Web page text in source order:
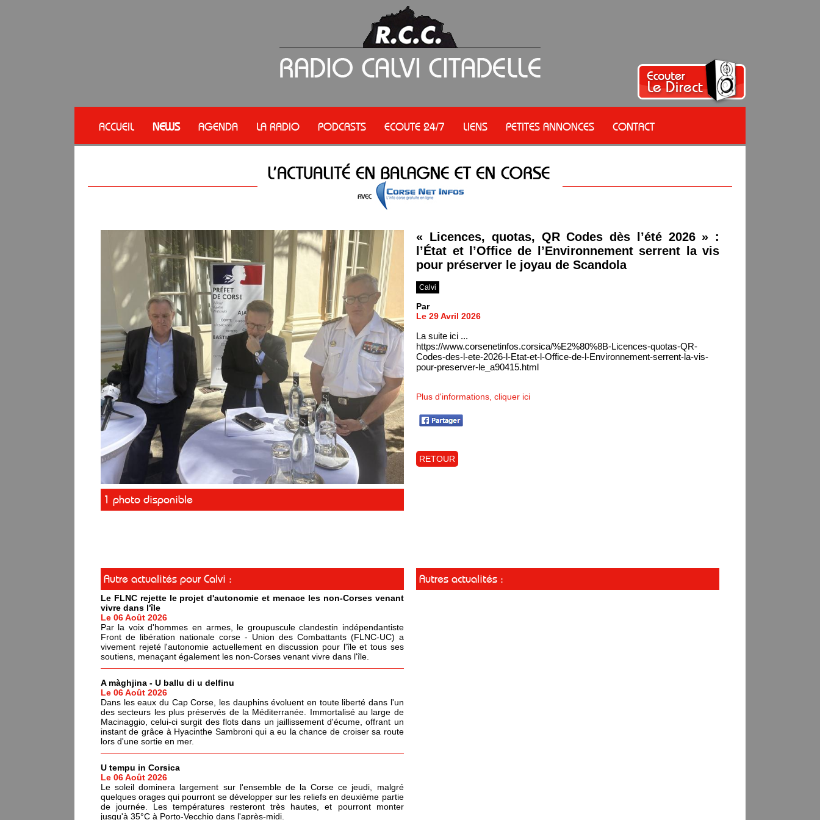
ACCUEIL NEWS AGENDA LA RADIO PODCASTS ECOUTE 24/7 LIENS PETITES ANNONCES CONTACT
1 photo disponible
« Licences, quotas, QR Codes dès l’été 2026 » :
l’État et l’Office de l’Environnement serrent la vis
pour préserver le joyau de Scandola
Calvi
Par
Le 29 Avril 2026
La suite ici ...
https://www.corsenetinfos.corsica/%E2%80%8B-Licences-quotas-QR-
Codes-des-l-ete-2026-l-Etat-et-l-Office-de-l-Environnement-serrent-la-vis-
pour-preserver-le_a90415.html
Plus d'informations, cliquer ici
RETOUR
Autre actualités pour Calvi :
Le FLNC rejette le projet d'autonomie et menace les non-Corses venant
vivre dans l'île
Le 06 Août 2026
Par la voix d'hommes en armes, le groupuscule clandestin indépendantiste
Front de libération nationale corse - Union des Combattants (FLNC-UC) a
vivement rejeté l'autonomie actuellement en discussion pour l'île et tous ses
soutiens, menaçant également les non-Corses venant vivre dans l'île.
A màghjina - U ballu di u delfinu
Le 06 Août 2026
Dans les eaux du Cap Corse, les dauphins évoluent en toute liberté dans l'un
des secteurs les plus préservés de la Méditerranée. Immortalisé au large de
Macinaggio, celui-ci surgit des flots dans un jaillissement d'écume, offrant un
instant de grâce à Hyacinthe Sambroni qui a eu la chance de croiser sa route
lors d'une sortie en mer.
U tempu in Corsica
Le 06 Août 2026
Le soleil dominera largement sur l'ensemble de la Corse ce jeudi, malgré
quelques orages qui pourront se développer sur les reliefs en deuxième partie
de journée. Les températures resteront très hautes, et pourront monter
jusqu'à 35°C à Porto-Vecchio dans l'après-midi.
Autres actualités :